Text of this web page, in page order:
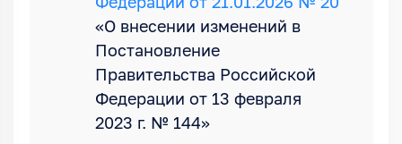
Федерации от 21.01.2026 № 20
«О внесении изменений в
Постановление
Правительства Российской
Федерации от 13 февраля
2023 г. № 144»